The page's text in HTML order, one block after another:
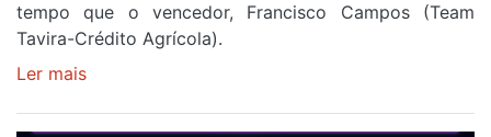
tempo que o vencedor, Francisco Campos (Team
Tavira-Crédito Agrícola).
Ler mais
Oliveira